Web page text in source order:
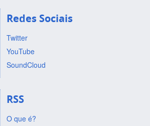
Redes Sociais
Twitter
YouTube
SoundCloud
RSS
O que é?